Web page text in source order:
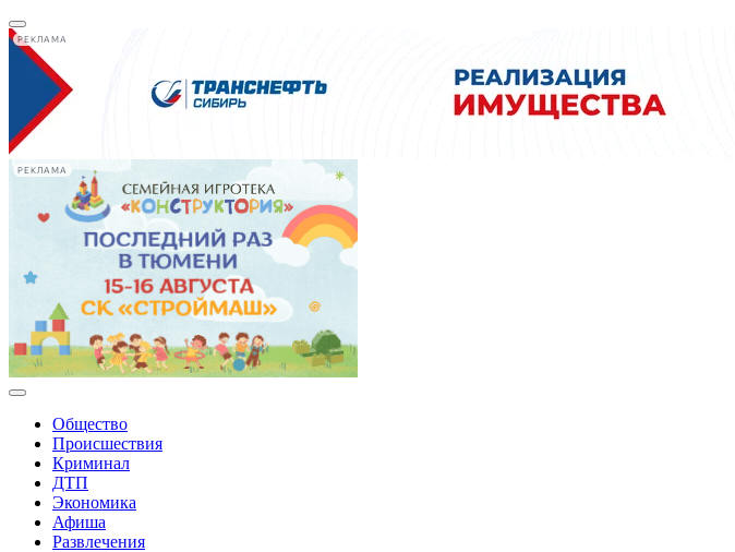
РЕКЛАМА
РЕКЛАМА
Общество
Происшествия
Криминал
ДТП
Экономика
Афиша
Развлечения